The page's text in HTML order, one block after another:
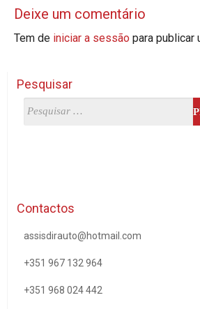
Deixe um comentário
Tem de iniciar a sessão para publicar
Pesquisar
Contactos
assisdirauto@hotmail.com
+351 967 132 964
+351 968 024 442